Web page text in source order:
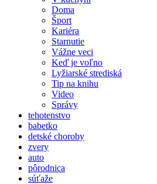
Doma
Šport
Kariéra
Starnutie
Vážne veci
Keď je voľno
Lyžiarské strediská
Tip na knihu
Video
Správy
tehotenstvo
babetko
detské choroby
zvery
auto
pôrodnica
súťaže